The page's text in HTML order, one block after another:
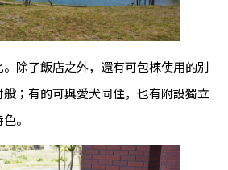
除了飯店之外，還有可包棟使用的別
；有的可與愛犬同住，也有附設獨立
。